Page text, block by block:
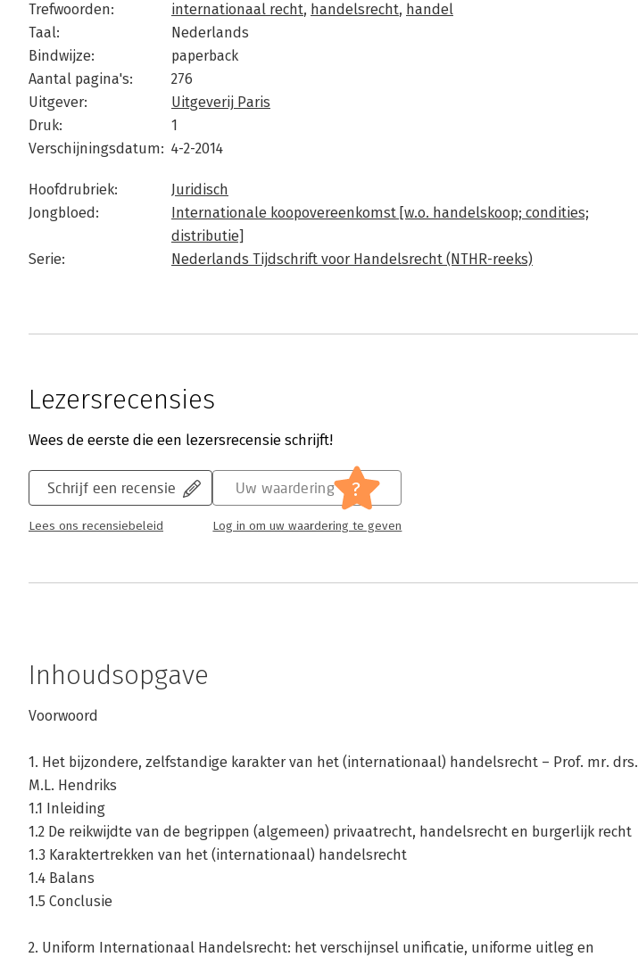
Trefwoorden:
internationaal recht, handelsrecht, handel
Taal:
Nederlands
Bindwijze:
paperback
Aantal pagina's:
276
Uitgever:
Uitgeverij Paris
Druk:
1
Verschijningsdatum: 4-2-2014
Hoofdrubriek:
Juridisch
Jongbloed:
Internationale koopovereenkomst [w.o. handelskoop; condities;
distributie]
Serie:
Nederlands Tijdschrift voor Handelsrecht (NTHR-reeks)
Lezersrecensies
Wees de eerste die een lezersrecensie schrijft!
Schrijf een recensie
Lees ons recensiebeleid
Uw waardering ?
Log in om uw waardering te geven
Inhoudsopgave
Voorwoord
1. Het bijzondere, zelfstandige karakter van het (internationaal) handelsrecht – Prof. mr. drs.
M.L. Hendriks
1.1 Inleiding
1.2 De reikwijdte van de begrippen (algemeen) privaatrecht, handelsrecht en burgerlijk recht
1.3 Karaktertrekken van het (internationaal) handelsrecht
1.4 Balans
1.5 Conclusie
2. Uniform Internationaal Handelsrecht: het verschijnsel unificatie, uniforme uitleg en